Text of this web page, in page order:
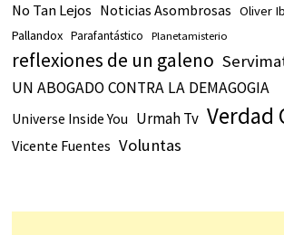
No Tan Lejos Noticias Asombrosas Oliver
Pallandox Parafantástico Planetamisterio
reflexiones de un galeno
UN ABOGADO CONTRA LA DEMAGOGIA
Universe Inside You Urmah Tv Verdad
Vicente Fuentes Voluntas